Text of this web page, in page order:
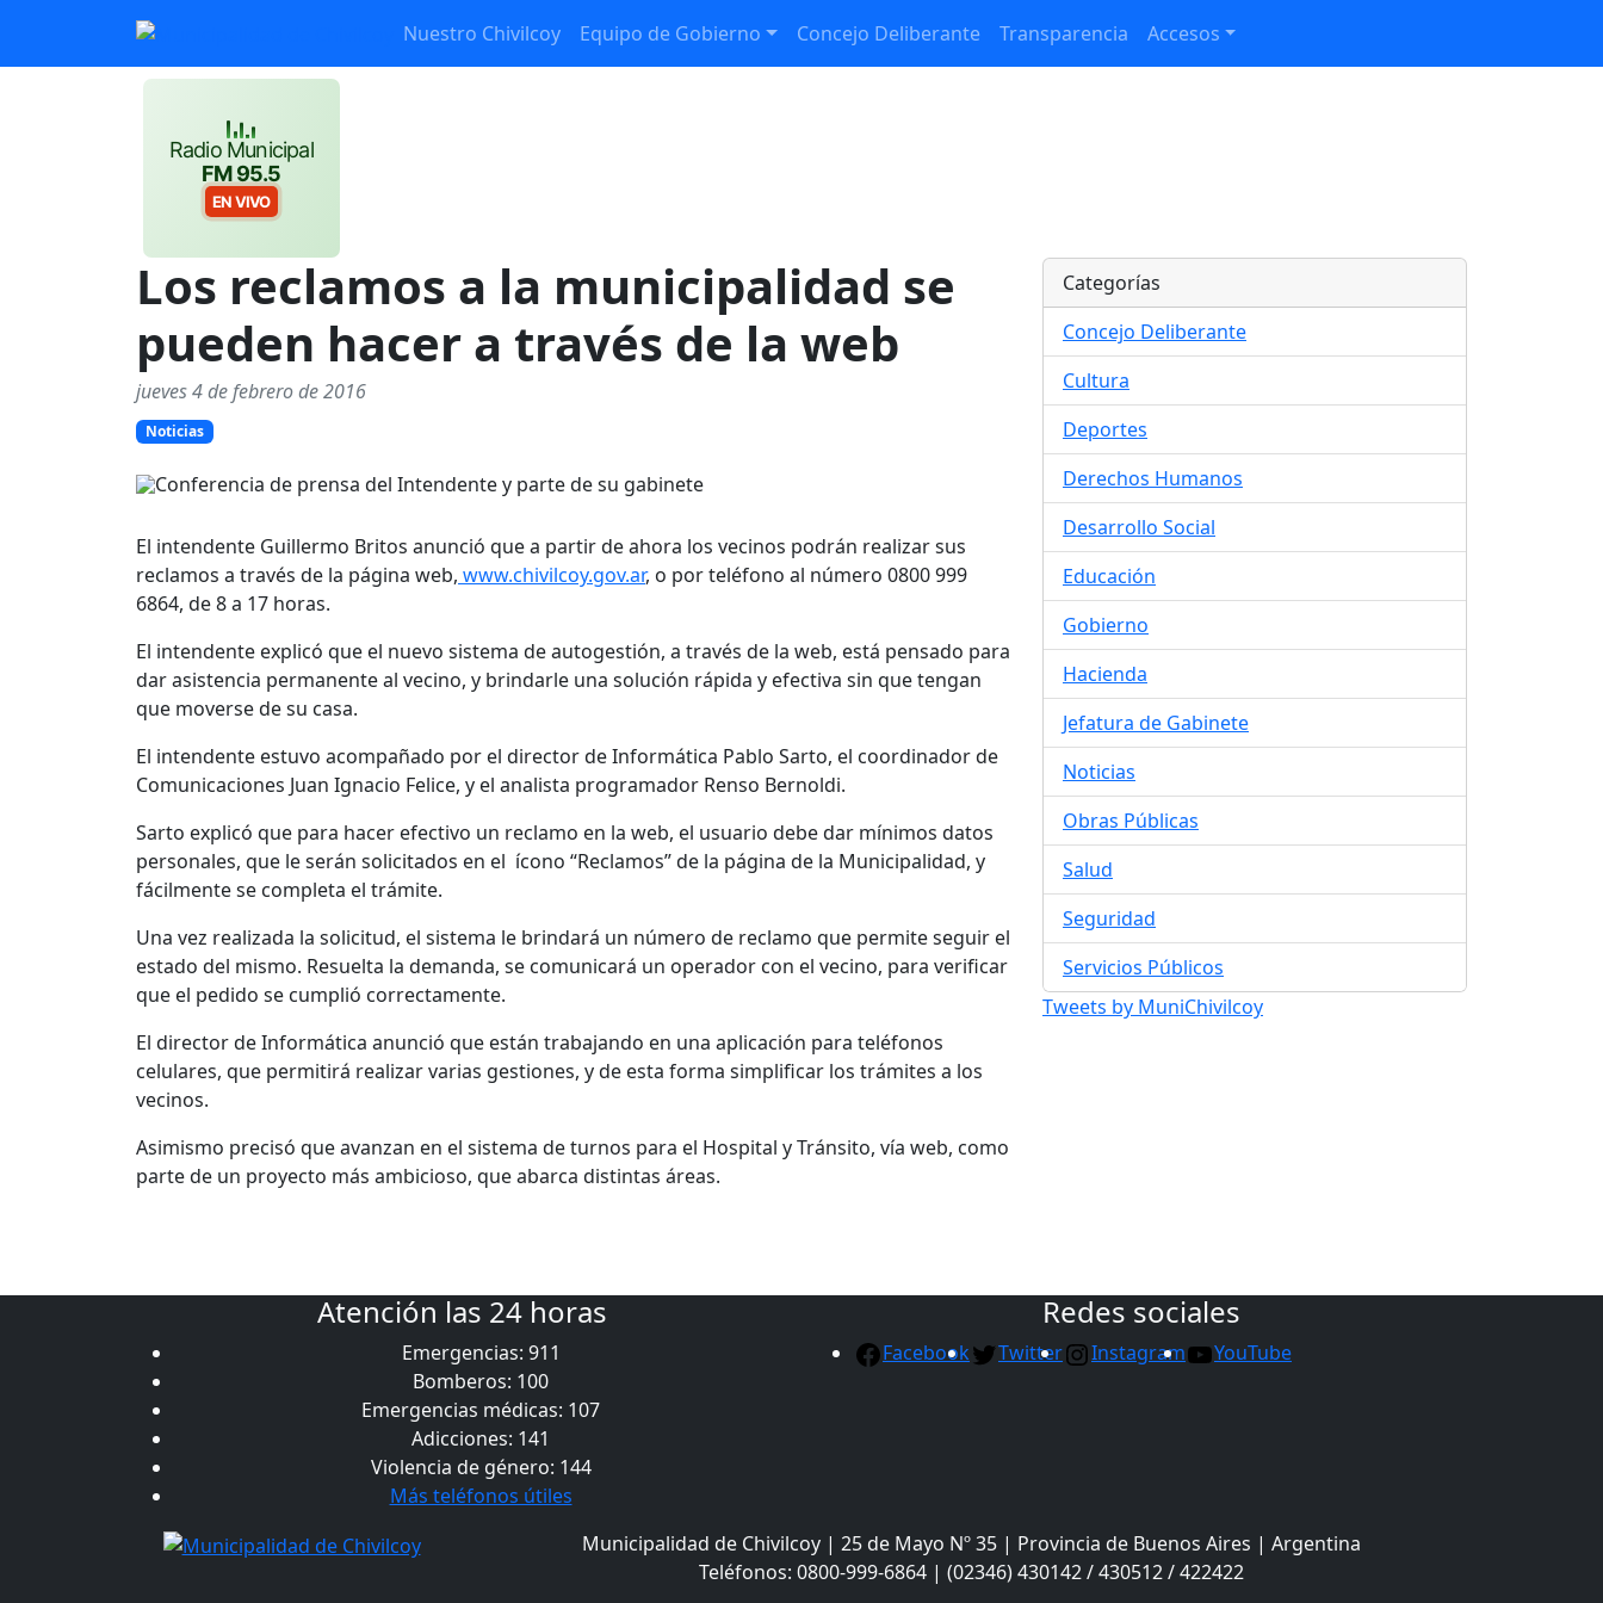
Nuestro Chivilcoy Equipo de Gobierno Concejo Deliberante Transparencia Accesos
Radio Municipal
FM 95.5
EN VIVO
Los reclamos a la municipalidad se
pueden hacer a través de la web
jueves 4 de febrero de 2016
Noticias
El intendente Guillermo Britos anunció que a partir de ahora los vecinos podrán realizar sus
reclamos a través de la página web, www.chivilcoy.gov.ar, o por teléfono al número 0800 999
6864, de 8 a 17 horas.
El intendente explicó que el nuevo sistema de autogestión, a través de la web, está pensado para
dar asistencia permanente al vecino, y brindarle una solución rápida y efectiva sin que tengan
que moverse de su casa.
El intendente estuvo acompañado por el director de Informática Pablo Sarto, el coordinador de
Comunicaciones Juan Ignacio Felice, y el analista programador Renso Bernoldi.
Sarto explicó que para hacer efectivo un reclamo en la web, el usuario debe dar mínimos datos
personales, que le serán solicitados en el ícono “Reclamos” de la página de la Municipalidad, y
fácilmente se completa el trámite.
Una vez realizada la solicitud, el sistema le brindará un número de reclamo que permite seguir el
estado del mismo. Resuelta la demanda, se comunicará un operador con el vecino, para verificar
que el pedido se cumplió correctamente.
El director de Informática anunció que están trabajando en una aplicación para teléfonos
celulares, que permitirá realizar varias gestiones, y de esta forma simplificar los trámites a los
vecinos.
Asimismo precisó que avanzan en el sistema de turnos para el Hospital y Tránsito, vía web, como
parte de un proyecto más ambicioso, que abarca distintas áreas.
Categorías
Concejo Deliberante
Cultura
Deportes
Derechos Humanos
Desarrollo Social
Educación
Gobierno
Hacienda
Jefatura de Gabinete
Noticias
Obras Públicas
Salud
Seguridad
Servicios Públicos
Tweets by MuniChivilcoy
Atención las 24 horas
Emergencias: 911
Bomberos: 100
Emergencias médicas: 107
Adicciones: 141
Violencia de género: 144
Más teléfonos útiles
Redes sociales
Facebook Twitter Instagram YouTube
Municipalidad de Chivilcoy | 25 de Mayo Nº 35 | Provincia de Buenos Aires | Argentina
Teléfonos: 0800-999-6864 | (02346) 430142 / 430512 / 422422